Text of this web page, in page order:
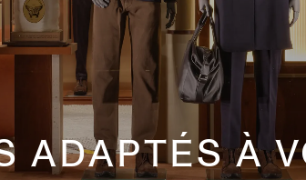
Turkey
United Kingdom
ADAPTÉS À